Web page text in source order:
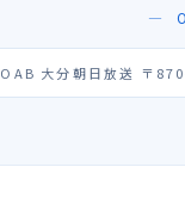
—
OAB 大分朝日放送 〒